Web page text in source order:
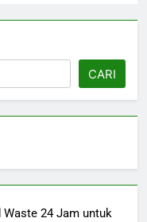
CARI
Waste 24 Jam untuk